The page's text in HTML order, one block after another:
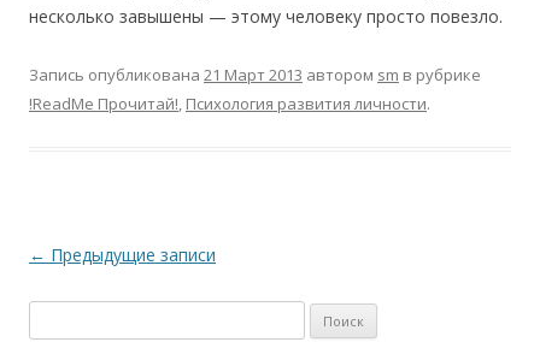
несколько завышены — этому человеку просто повезло.
Запись опубликована 21 Март 2013 автором sm в рубрике
!ReadMe Прочитай!, Психология развития личности.
Навигация по записям
← Предыдущие записи